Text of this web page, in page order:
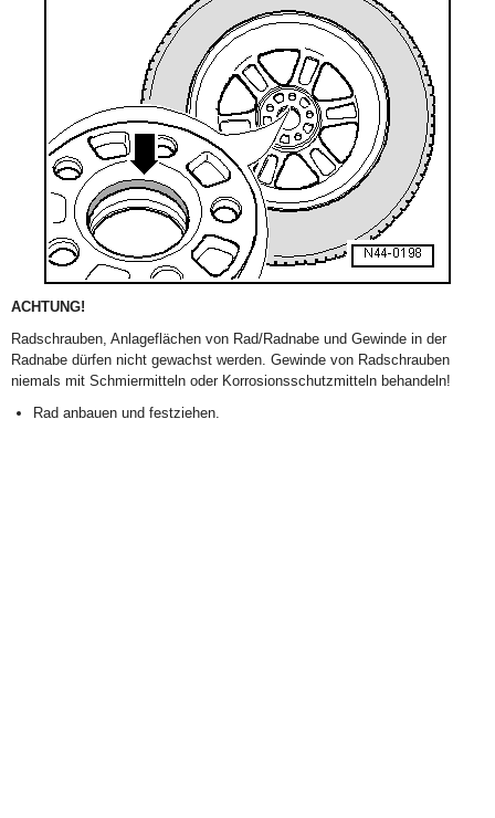
ACHTUNG!
Radschrauben, Anlageflächen von Rad/Radnabe und Gewinde in der
Radnabe dürfen nicht gewachst werden. Gewinde von Radschrauben
niemals mit Schmiermitteln oder Korrosionsschutzmitteln behandeln!
Rad anbauen und festziehen.